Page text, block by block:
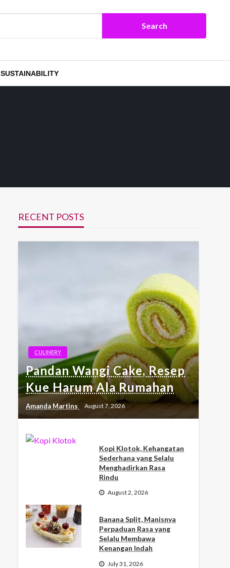
SUSTAINABILITY
RECENT POSTS
CULINERY
Pandan Wangi Cake, Resep
Kue Harum Ala Rumahan
Amanda Martins August 7, 2026
Kopi Klotok, Kehangatan
Sederhana yang Selalu
Menghadirkan Rasa
Rindu
August 2, 2026
Banana Split, Manisnya
Perpaduan Rasa yang
Selalu Membawa
Kenangan Indah
July 31, 2026